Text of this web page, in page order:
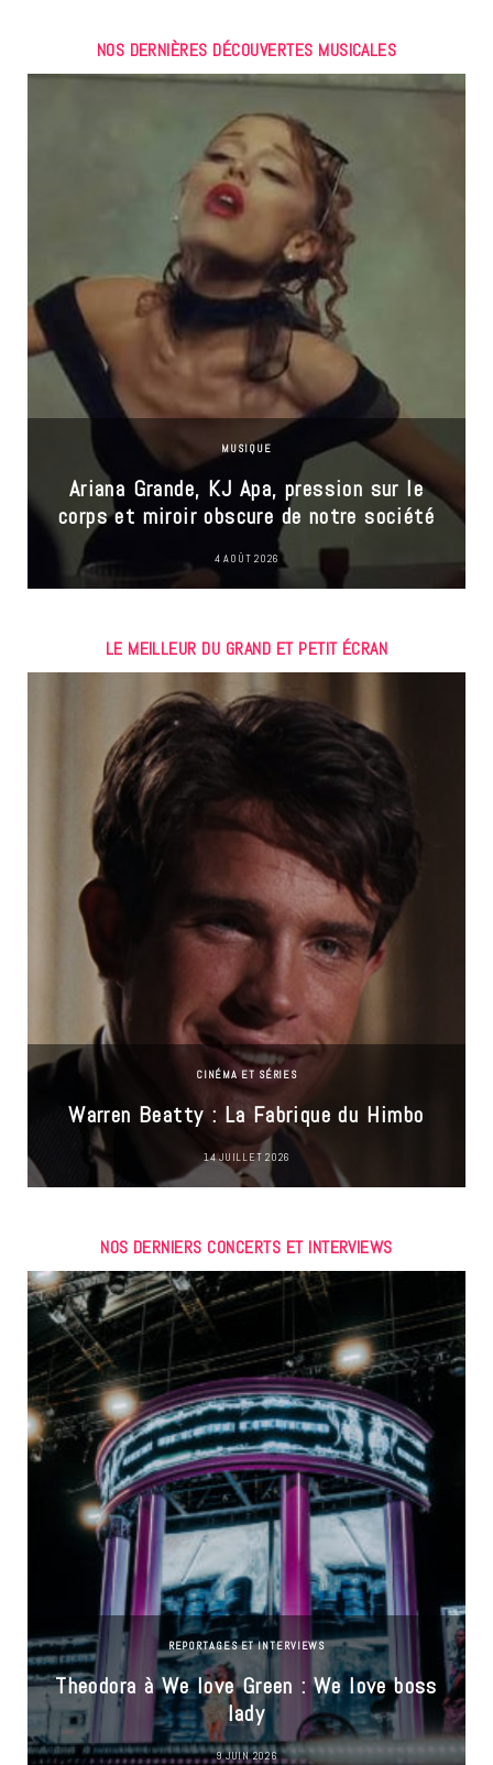
NOS DERNIÈRES DÉCOUVERTES MUSICALES
MUSIQUE
Ariana Grande, KJ Apa, pression sur le
corps et miroir obscure de notre société
4 AOÛT 2026
LE MEILLEUR DU GRAND ET PETIT ÉCRAN
CINÉMA ET SÉRIES
Warren Beatty : La Fabrique du Himbo
14 JUILLET 2026
NOS DERNIERS CONCERTS ET INTERVIEWS
REPORTAGES ET INTERVIEWS
Theodora à We love Green : We love boss
lady
9 JUIN 2026